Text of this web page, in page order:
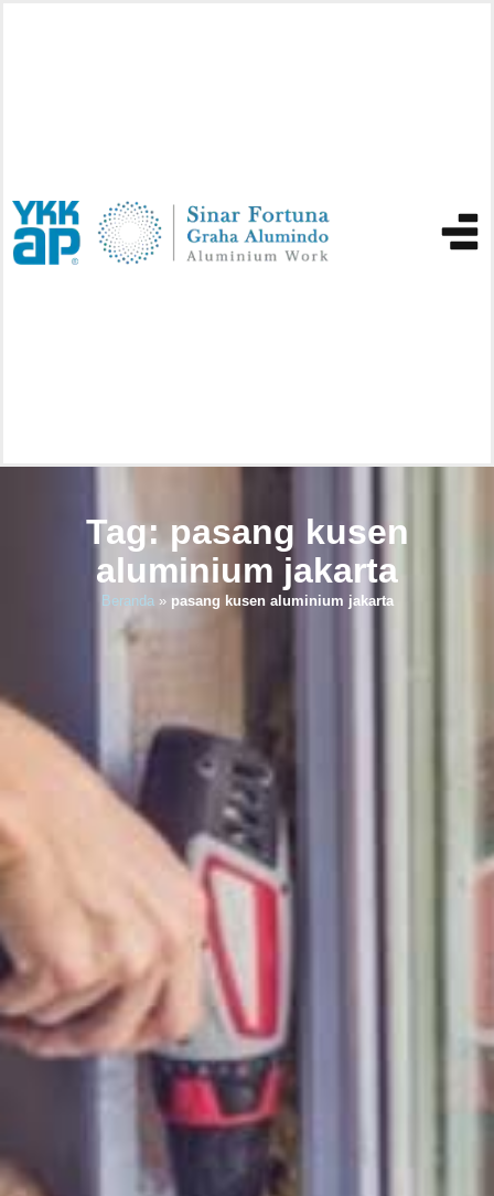
Tag: pasang kusen
aluminium jakarta
Beranda » pasang kusen aluminium jakarta